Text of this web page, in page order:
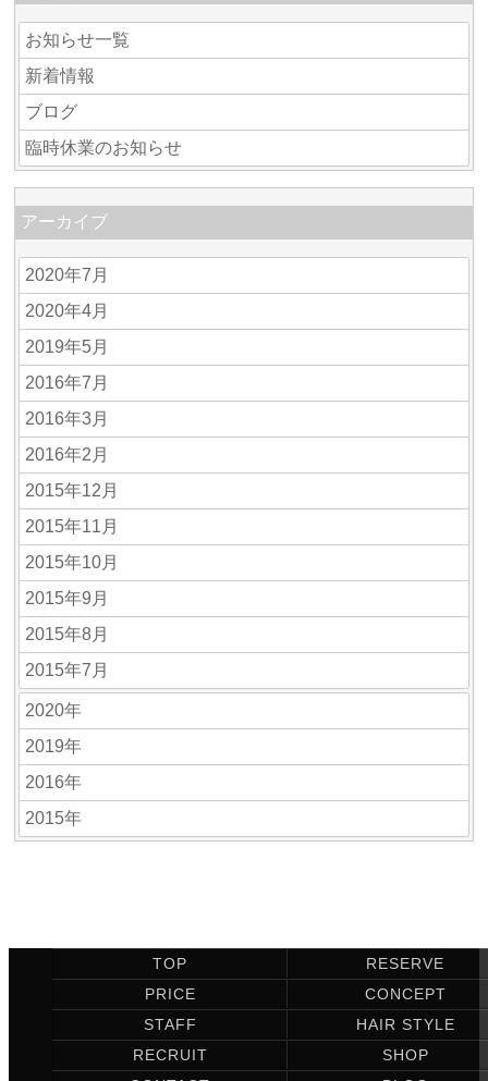
お知らせ一覧
新着情報
ブログ
臨時休業のお知らせ
アーカイブ
2020年7月
2020年4月
2019年5月
2016年7月
2016年3月
2016年2月
2015年12月
2015年11月
2015年10月
2015年9月
2015年8月
2015年7月
2020年
2019年
2016年
2015年
TOP
RESERVE
PRICE
CONCEPT
STAFF
HAIR STYLE
RECRUIT
SHOP